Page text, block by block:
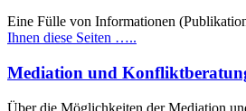
Eine Fülle von Informationen
Ihnen diese Seiten …..
Mediation und
Über die Möglichkeiten der Mediation